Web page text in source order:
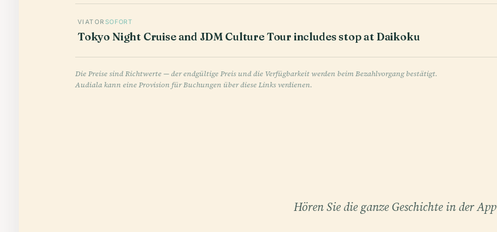
VIATOR SOFORT
Tokyo Night Cruise and JDM Culture Tour includes stop at Daikoku
Die Preise sind Richtwerte — der endgültige Preis und die Verfügbarkeit werden beim Bezahlvorgang bestätigt.
Audiala kann eine Provision für Buchungen über diese Links verdienen.
Hören Sie die ganze Geschichte in der App